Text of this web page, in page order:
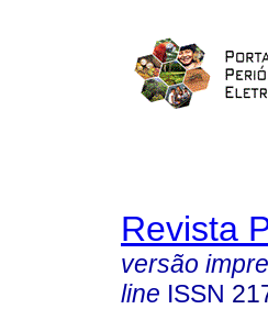
Revista
versão
line ISSN